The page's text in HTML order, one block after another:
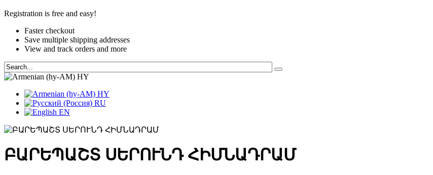
Registration is free and easy!
Faster checkout
Save multiple shipping addresses
View and track orders and more
HY
HY
RU
EN
ԲԱՐԵՊԱՇՏ ՍԵՐՈՒՆԴ ՀԻՄՆԱԴՐԱՄ